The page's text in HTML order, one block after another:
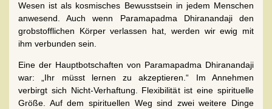
Wesen ist als kosmisches Bewusstsein in jedem Menschen
anwesend. Auch wenn Paramapadma Dhiranandaji den
grobstofflichen Körper verlassen hat, werden wir ewig mit
ihm verbunden sein.
Eine der Hauptbotschaften von Paramapadma Dhiranandaji
war: „Ihr müsst lernen zu akzeptieren.“ Im Annehmen
verbirgt sich Nicht-Verhaftung. Flexibilität ist eine spirituelle
Größe. Auf dem spirituellen Weg sind zwei weitere Dinge